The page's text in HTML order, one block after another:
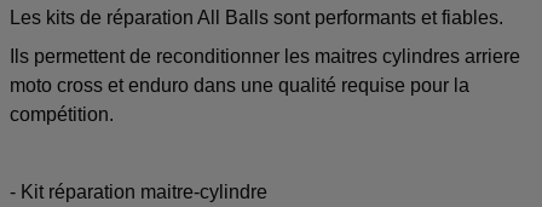
Les kits de réparation All Balls sont performants et fiables.
Ils permettent de reconditionner les maitres cylindres arriere
moto cross et enduro dans une qualité requise pour la
compétition.
- Kit réparation maitre-cylindre